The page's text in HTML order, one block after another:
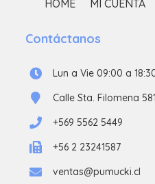
HOME MI CUENTA
Contáctanos
Lun a Vie 09:00 a
Calle Sta. Filomena
+569 5562 5449
+56 2 23241587
ventas@pumucki.cl